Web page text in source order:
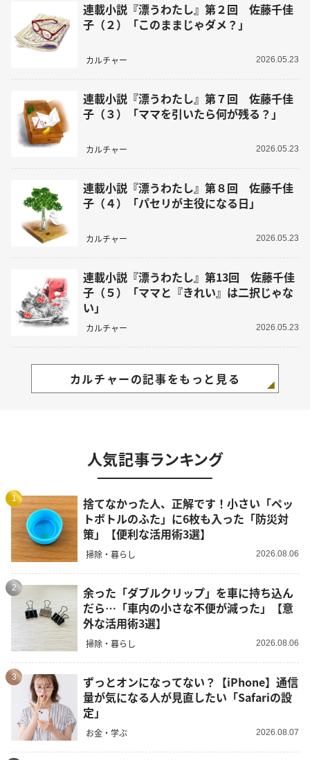
連載小説『漂うわたし』第２回 佐藤千佳
子（２）「このままじゃダメ？」
カルチャー 2026.05.23
連載小説『漂うわたし』第７回 佐藤千佳
子（３）「ママを引いたら何が残る？」
カルチャー 2026.05.23
連載小説『漂うわたし』第８回 佐藤千佳
子（４）「パセリが主役になる日」
カルチャー 2026.05.23
連載小説『漂うわたし』第13回 佐藤千佳
子（５）「ママと『きれい』は二択じゃな
い」
カルチャー 2026.05.23
カルチャーの記事をもっと見る
人気記事ランキング
1
捨てなかった人、正解です！小さい「ペッ
トボトルのふた」に6枚も入った「防災対
策」【便利な活用術3選】
掃除・暮らし 2026.08.06
2
余った「ダブルクリップ」を車に持ち込ん
だら…「車内の小さな不便が減った」【意
外な活用術3選】
掃除・暮らし 2026.08.06
3
ずっとオンになってない？【iPhone】通信
量が気になる人が見直したい「Safariの設
定」
お金・学ぶ 2026.08.07